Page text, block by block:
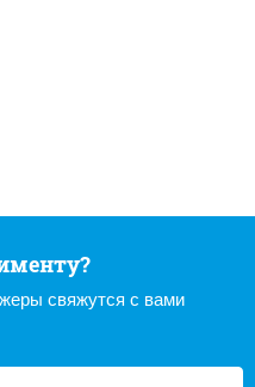
свяжутся с вами